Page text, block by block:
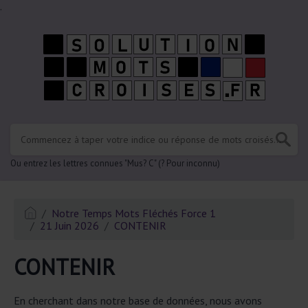
.
Ou entrez les lettres connues "Mus? C" (? Pour inconnu)
Notre Temps Mots Fléchés Force 1
21 Juin 2026
CONTENIR
CONTENIR
En cherchant dans notre base de données, nous avons